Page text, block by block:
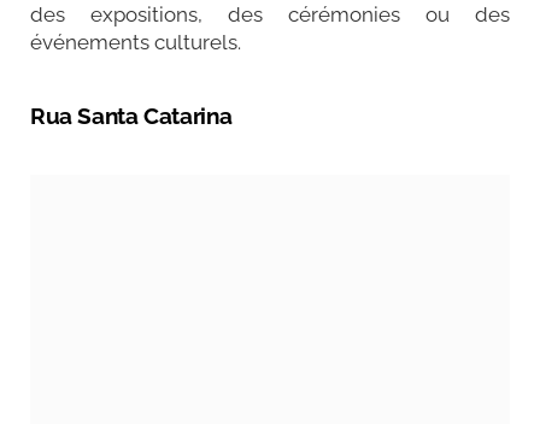
des expositions, des cérémonies ou des
événements culturels.
Rua Santa Catarina